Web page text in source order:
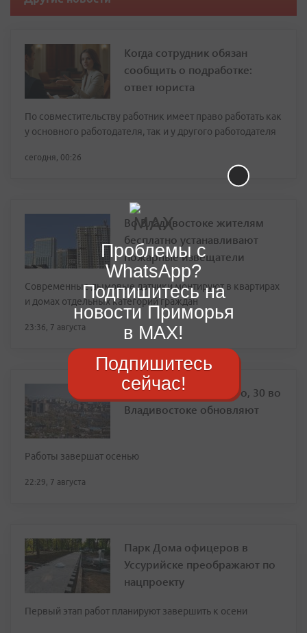
Когда сотрудник обязан
сообщить о подработке:
ответ юриста
По совместительству работник имеет право работать как
у основного работодателя, так и у другого работодателя
сегодня, 00:26
Во Владивостоке жителям
бесплатно устанавливают
пожарные извещатели
Современные дымовые датчики монтируют в квартирах
и домах отдельных категорий граждан
23:36, 7 августа
Фасад дома на Толстого, 30 во
Владивостоке обновляют
Работы завершат осенью
22:29, 7 августа
Парк Дома офицеров в
Уссурийске преображают по
нацпроекту
Первый этап работ планируют завершить к осени
Проблемы с
WhatsApp?
Подпишитесь на
новости Приморья
в MAX!
Подпишитесь
сейчас!